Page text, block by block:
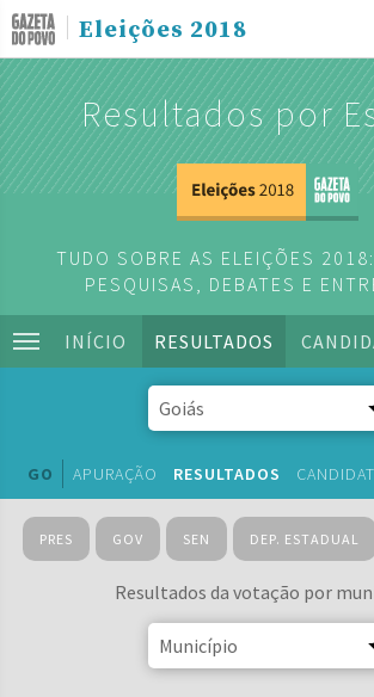
Eleições 2018
Resultados por
TUDO SOBRE AS ELEIÇÕES
PESQUISAS, DEBATES E
INÍCIO RESULTADOS
GO APURAÇÃO RESULTADOS
PRES GOV SEN DEP. ESTADUAL
Resultados da votação por